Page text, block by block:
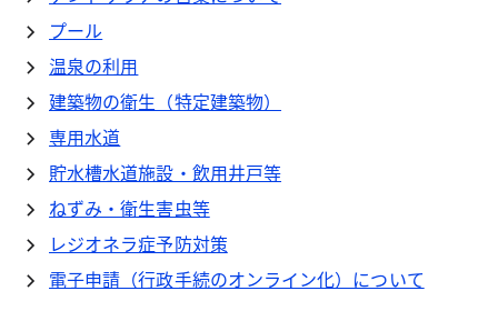
プール
温泉の利用
建築物の衛生（特定建築物）
専用水道
貯水槽水道施設・飲用井戸等
ねずみ・衛生害虫等
レジオネラ症予防対策
電子申請（行政手続のオンライン化）について